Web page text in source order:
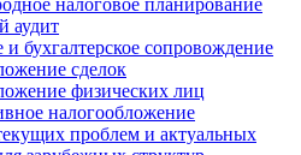
налоговое планирование
аудит
и бухгалтерское сопровождение
сделок
физических лиц
налогообложение
проблем и актуальных